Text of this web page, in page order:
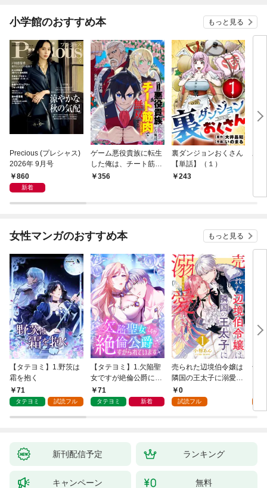
小学館のおすすめ本 もっと見る
Precious (プレシャス)
2026年 9月号
860
新着
ゲーム悪役貴族に転生
した俺は、チート筋肉
で無双する【単話】
356
裏ダンジョンおくさん
【単話】（１）
243
あ
女性マンガのおすすめ本 もっと見る
【タテヨミ】1.野茨は
霜を抱く
71
タテヨミ 試読フル
【タテヨミ】1.欠陥聖
女ですが絶倫公爵にす
がられています
71
タテヨミ 新着
売られた辺境伯令嬢は
隣国の王太子に溺愛さ
れる 1
0
試読フル
千
家
新刊配信予定 ランキング
キャンペーン 無料